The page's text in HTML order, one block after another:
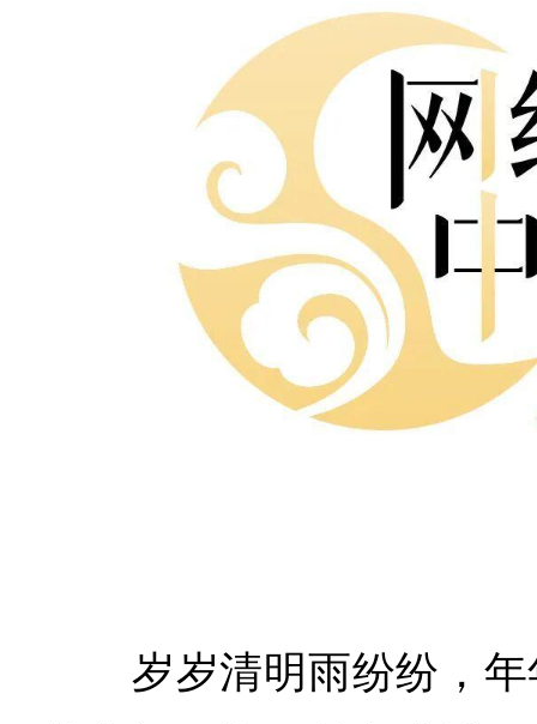
岁岁清明雨纷纷，